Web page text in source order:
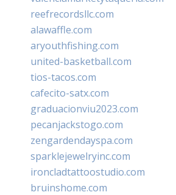
reefrecordsllc.com
alawaffle.com
aryouthfishing.com
united-basketball.com
tios-tacos.com
cafecito-satx.com
graduacionviu2023.com
pecanjackstogo.com
zengardendayspa.com
sparklejewelryinc.com
ironcladtattoostudio.com
bruinshome.com